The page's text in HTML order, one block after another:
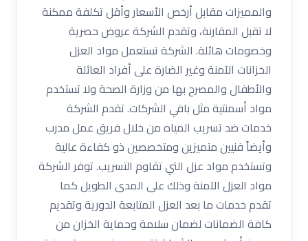
والمميزات مقابل أرخص الأسعار وأقل تكلفة ممكنة
لا تقبل المقارنة، وتقدم الشركة عروض حصرية
وخصومات هائلة. الشركة تستعمل مواد العزل
الخزانات الآمنة وغير الضارة على أفراد العائلة
والأطفال والمصرح بها من وزارة الصحة ولا تستخدم
مواد أسمنتية مثل باقي الشركات. تقدم الشركة
خدمات ضد تسريب المياه من خلال فريق عمل مدرب
وأيضاً فنيين متميزين ومتخصصين ذو كفاءة عالية
وتستخدم مواد عزل التي تقاوم التسريب. توفر الشركة
مواد العزل الآمنة وذلك على المدى الطويل كما
تقدم خدمات ما بعد العزل المتابعة الدورية وتقديم
كافة الضمانات لضمان سلامة وحماية الخزان من